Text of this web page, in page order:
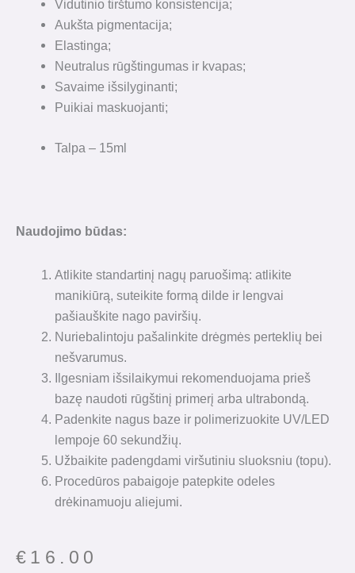
Vidutinio tirštumo konsistencija;
Aukšta pigmentacija;
Elastinga;
Neutralus rūgštingumas ir kvapas;
Savaime išsilyginanti;
Puikiai maskuojanti;
Talpa – 15ml
Naudojimo būdas:
Atlikite standartinį nagų paruošimą: atlikite
manikiūrą, suteikite formą dilde ir lengvai
pašiauškite nago paviršių.
Nuriebalintoju pašalinkite drėgmės perteklių bei
nešvarumus.
Ilgesniam išsilaikymui rekomenduojama prieš
bazę naudoti rūgštinį primerį arba ultrabondą.
Padenkite nagus baze ir polimerizuokite UV/LED
lempoje 60 sekundžių.
Užbaikite padengdami viršutiniu sluoksniu (topu).
Procedūros pabaigoje patepkite odeles
drėkinamuoju aliejumi.
€ 16.00